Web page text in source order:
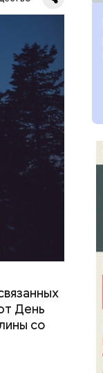
День
со
— в
при
кто может
нужны